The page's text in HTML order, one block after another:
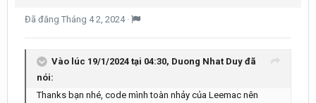
Đã đăng Tháng 4 2, 2024 ·
Vào lúc 19/1/2024 tại 04:30, Duong Nhat Duy đã
nói:
Thanks bạn nhé, code mình toàn nhảy của Leemac nên